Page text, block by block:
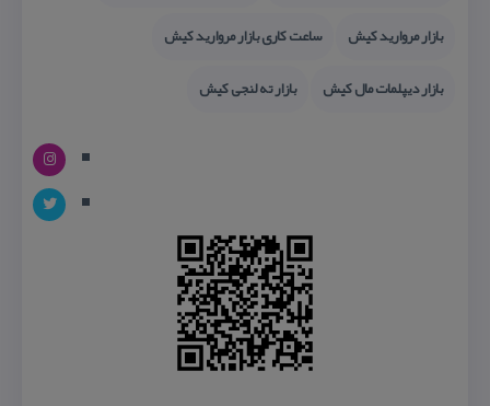
بازار مروارید كیش
ساعت كاری بازار مروارید كیش
بازار دیپلمات مال كیش
بازار ته لنجی كیش